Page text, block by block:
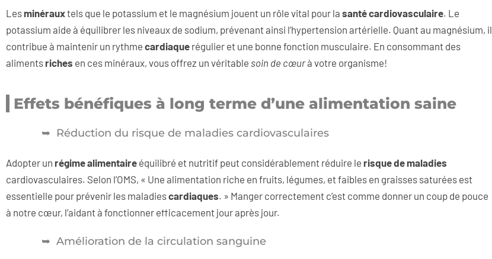
Les minérauxtels que le potassium et le magnésium jouent un rôle vital pour la santé cardiovasculaire. Le
potassium aide à équilibrer les niveaux de sodium, prévenant ainsi l’hypertension artérielle. Quant au magnésium, il
contribue à maintenir un rythme cardiaque régulier et une bonne fonction musculaire. En consommant des
aliments riches en ces minéraux, vous offrez un véritable soin de cœurà votre organisme!
Effets bénéfiques à long terme d’une alimentation saine
Réduction du risque de maladies cardiovasculaires
Adopter un régime alimentaire équilibré et nutritif peut considérablement réduire le risque de maladies
cardiovasculaires. Selon l’OMS, « Une alimentation riche en fruits, légumes, et faibles en graisses saturées est
essentielle pour prévenir les maladiescardiaques. » Manger correctement c’est comme donner un coup de pouce
à notre cœur, l’aidant à fonctionner efficacement jour après jour.
Amélioration de la circulation sanguine